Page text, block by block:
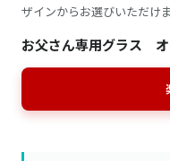
ザインからお選びいただけま
お父さん専用グラス